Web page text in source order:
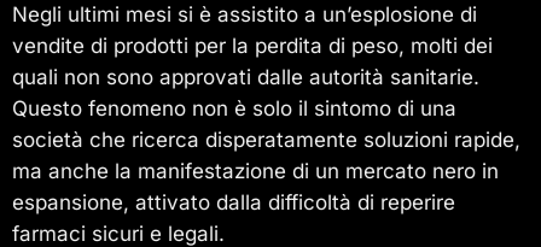
Negli ultimi mesi si è assistito a un’esplosione di
vendite di prodotti per la perdita di peso, molti dei
quali non sono approvati dalle autorità sanitarie.
Questo fenomeno non è solo il sintomo di una
società che ricerca disperatamente soluzioni rapide,
ma anche la manifestazione di un mercato nero in
espansione, attivato dalla difficoltà di reperire
farmaci sicuri e legali.